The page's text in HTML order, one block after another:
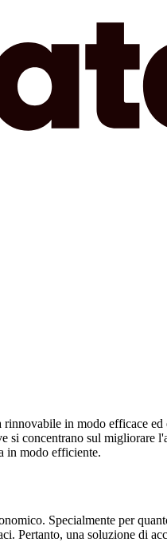
in modo efficace ed
concentrano sul
in modo efficiente.
Specialmente per
Pertanto, una soluzione di